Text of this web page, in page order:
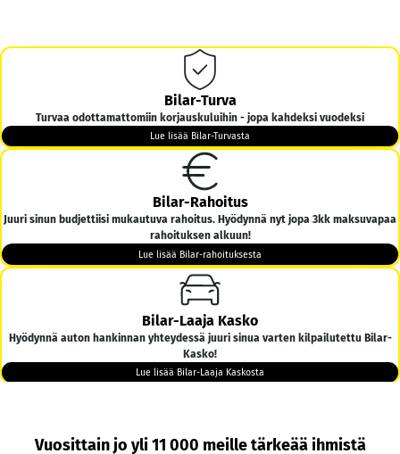
Bilar-Turva
Turvaa odottamattomiin korjauskuluihin - jopa kahdeksi vuodeksi
Lue lisää Bilar-Turvasta
Bilar-Rahoitus
Juuri sinun budjettiisi mukautuva rahoitus. Hyödynnä nyt jopa 3kk maksuvapaa
rahoituksen alkuun!
Lue lisää Bilar-rahoituksesta
Bilar-Laaja Kasko
Hyödynnä auton hankinnan yhteydessä juuri sinua varten kilpailutettu Bilar-
Kasko!
Lue lisää Bilar-Laaja Kaskosta
Bilar-Kotiintoimitus
Vuosittain jo yli 11 000 meille tärkeää ihmistä